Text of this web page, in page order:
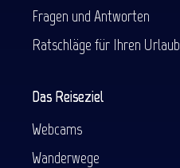
Fragen und Antworten
Ratschläge für Ihren Urlaub
Das Reiseziel
Webcams
Wanderwege